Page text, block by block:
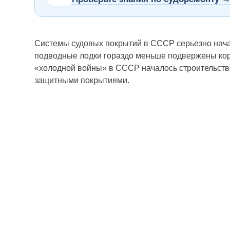
Системы судовых покрытий в СССР серьезно
подводные лодки гораздо меньше подвержены
«холодной войны» в СССР началось
защитными покрытиями.